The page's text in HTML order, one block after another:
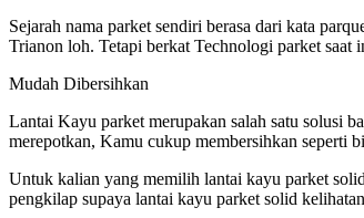
Sejarah nama parket sendiri berasa dari kata
Trianon loh. Tetapi berkat Technologi parket
Mudah Dibersihkan
Lantai Kayu parket merupakan salah satu solusi
merepotkan, Kamu cukup membersihkan seperti
Untuk kalian yang memilih lantai kayu parket
pengkilap supaya lantai kayu parket solid